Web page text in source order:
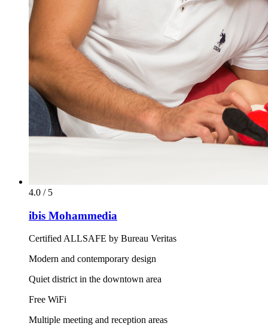
4.0 / 5
ibis Mohammedia
Certified ALLSAFE by Bureau Veritas
Modern and contemporary design
Quiet district in the downtown area
Free WiFi
Multiple meeting and reception areas